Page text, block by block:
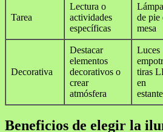
Tarea
Lectura o
actividades
específicas
de pie
mesa
Decorativa
Destacar
elementos
decorativos o
crear
atmósfera
Luces
tiras
en
Beneficios de elegir la